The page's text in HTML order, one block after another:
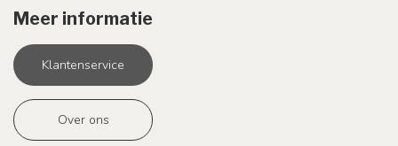
Meer informatie
Klantenservice
Over ons